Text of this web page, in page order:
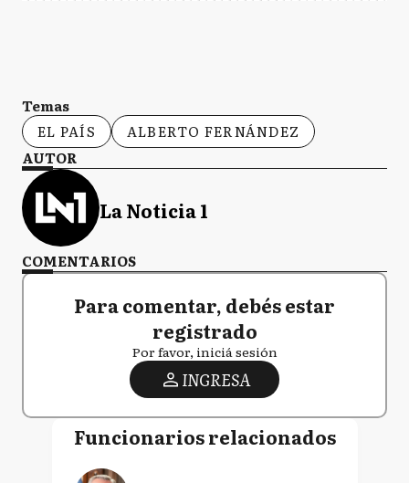
Temas
EL PAÍS
ALBERTO FERNÁNDEZ
AUTOR
La Noticia 1
COMENTARIOS
Para comentar, debés estar
registrado
Por favor, iniciá sesión
INGRESA
Funcionarios relacionados